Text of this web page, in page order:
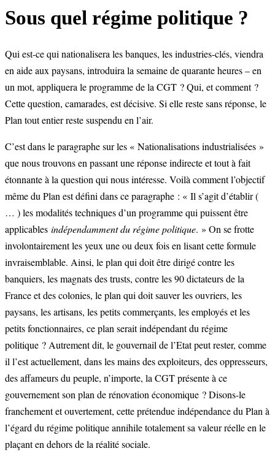
Sous quel régime politique ?
Qui est-ce qui nationalisera les banques, les industries-clés, viendra
en aide aux paysans, introduira la semaine de quarante heures – en
un mot, appliquera le programme de la CGT ? Qui, et comment ?
Cette question, camarades, est décisive. Si elle reste sans réponse, le
Plan tout entier reste suspendu en l’air.
C’est dans le paragraphe sur les « Nationalisations industrialisées »
que nous trouvons en passant une réponse indirecte et tout à fait
étonnante à la question qui nous intéresse. Voilà comment l’objectif
même du Plan est défini dans ce paragraphe : « Il s’agit d’établir (
… ) les modalités techniques d’un programme qui puissent être
applicables indépendamment du régime politique. » On se frotte
involontairement les yeux une ou deux fois en lisant cette formule
invraisemblable. Ainsi, le plan qui doit être dirigé contre les
banquiers, les magnats des trusts, contre les 90 dictateurs de la
France et des colonies, le plan qui doit sauver les ouvriers, les
paysans, les artisans, les petits commerçants, les employés et les
petits fonctionnaires, ce plan serait indépendant du régime
politique ? Autrement dit, le gouvernail de l’Etat peut rester, comme
il l’est actuellement, dans les mains des exploiteurs, des oppresseurs,
des affameurs du peuple, n’importe, la CGT présente à ce
gouvernement son plan de rénovation économique ? Disons-le
franchement et ouvertement, cette prétendue indépendance du Plan à
l’égard du régime politique annihile totalement sa valeur réelle en le
plaçant en dehors de la réalité sociale.